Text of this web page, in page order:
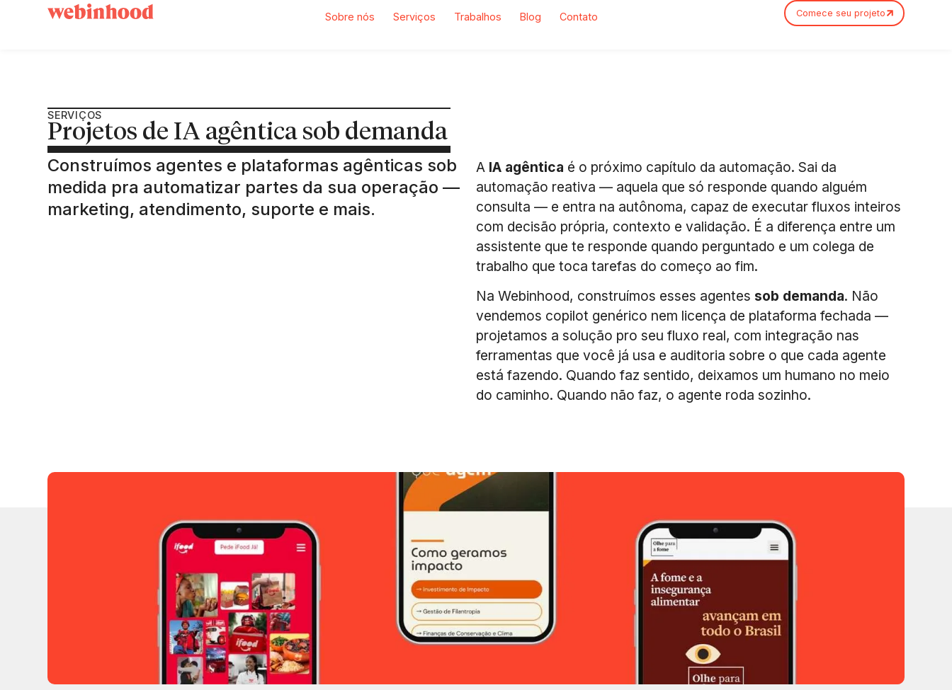
Sobre nós Serviços Trabalhos Blog Contato Comece seu projeto
SERVIÇOS
Projetos de IA agêntica sob demanda
Construímos agentes e plataformas agênticas sob
medida pra automatizar partes da sua operação —
marketing, atendimento, suporte e mais.
A IA agêntica é o próximo capítulo da automação. Sai da
automação reativa — aquela que só responde quando alguém
consulta — e entra na autônoma, capaz de executar fluxos inteiros
com decisão própria, contexto e validação. É a diferença entre um
assistente que te responde quando perguntado e um colega de
trabalho que toca tarefas do começo ao fim.
Na Webinhood, construímos esses agentes sob demanda. Não
vendemos copilot genérico nem licença de plataforma fechada —
projetamos a solução pro seu fluxo real, com integração nas
ferramentas que você já usa e auditoria sobre o que cada agente
está fazendo. Quando faz sentido, deixamos um humano no meio
do caminho. Quando não faz, o agente roda sozinho.